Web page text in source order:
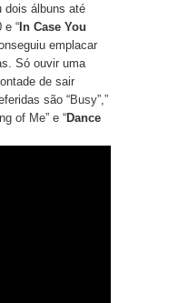
dois álbuns até
e “ In Case You
emplacar
Só ouvir uma
de sair
são “Busy”,”
of Me” e “Dance